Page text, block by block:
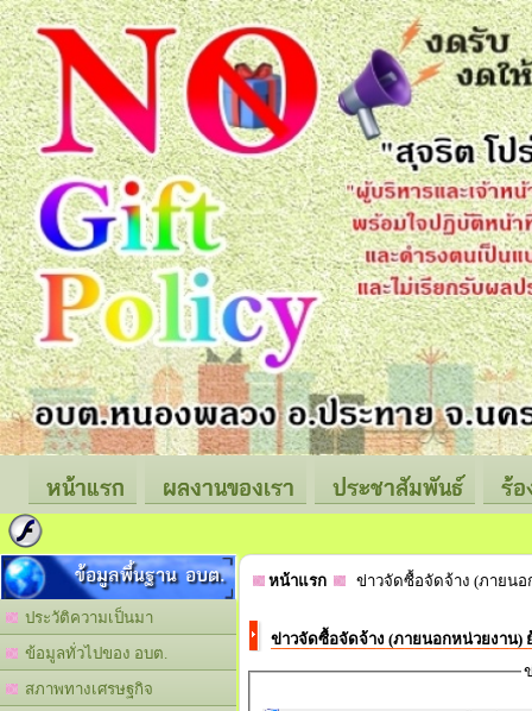
หน้าแรก ผลงานของเรา ประชาสัมพันธ์ ร้
ข้อมูลพื้นฐาน อบต.
ประวัติความเป็นมา
ข้อมูลทั่วไปของ อบต.
สภาพทางเศรษฐกิจ
หน้าแรก ข่าวจัดซื้อจัดจ้าง (ภายน
ข่าวจัดซื้อจัดจ้าง (ภายนอกหน่วยงาน)